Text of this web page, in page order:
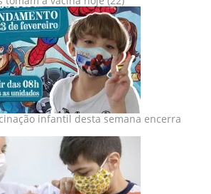
infantil desta semana encerra